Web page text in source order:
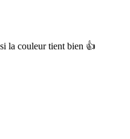
la couleur tient bien 👍